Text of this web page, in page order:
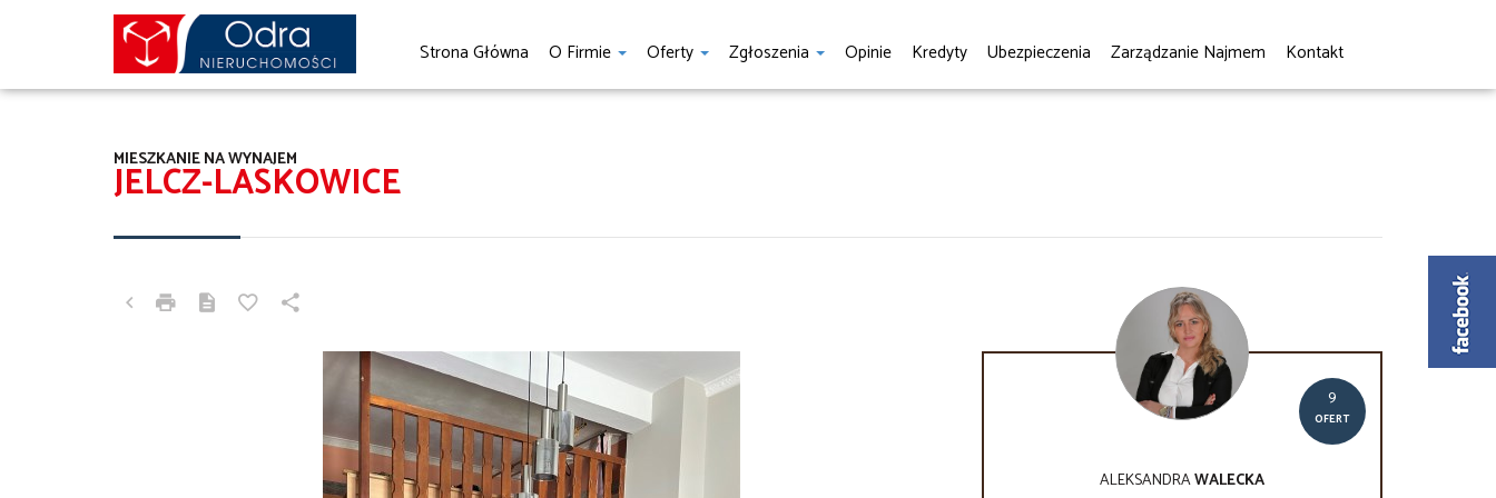
Strona Główna O Firmie Oferty Zgłoszenia Opinie Kredyty Ubezpieczenia Zarządzanie Najmem Kontakt
JELCZ-LASKOWICE
MIESZKANIE NA WYNAJEM
9
OFERT
ALEKSANDRAWALECKA